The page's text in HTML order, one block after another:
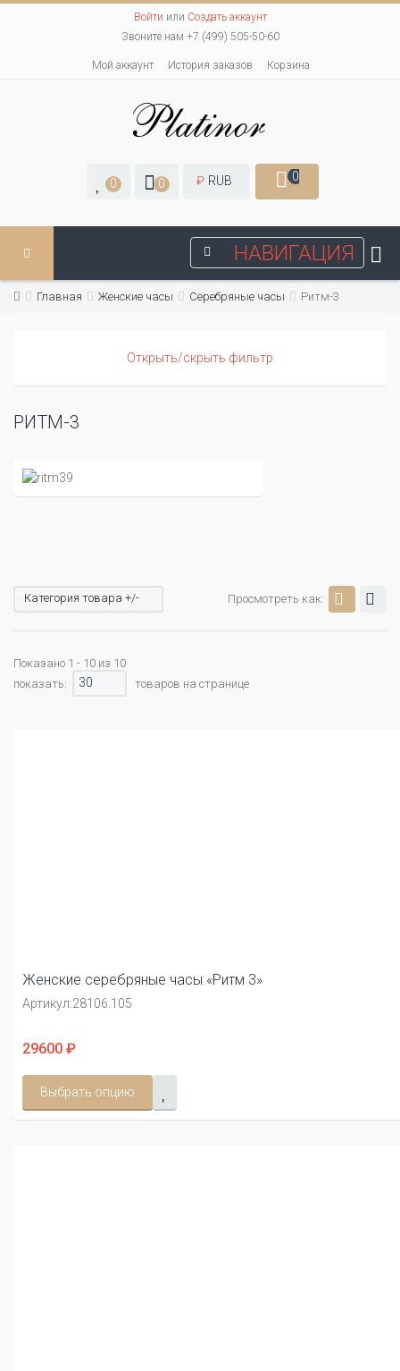
Войти или Создать аккаунт
Звоните нам +7 (499) 505-50-60
Мой аккаунт История заказов Корзина
0 0 ₽ RUB 0
НАВИГАЦИЯ
Главная Женские часы Серебряные часы Ритм-3
Открыть/скрыть фильтр
РИТМ-3
Просмотреть как:
Категория товара +/-
Показано 1 - 10 из 10
показать:
30 товаров на странице
Женские серебряные часы «Ритм 3»
Артикул:28106.105
29600 ₽
Выбрать опцию